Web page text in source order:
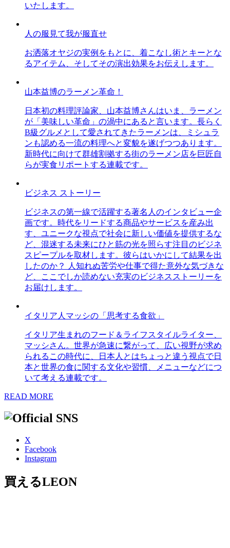
いたします。
人の服見て我が服直せ
お洒落オヤジの実例をもとに、着こなし術とキーとな
るアイテム、そしてその演出効果をお伝えします。
山本益博のラーメン革命！
日本初の料理評論家、山本益博さんはいま、ラーメン
が「美味しい革命」の渦中にあると言います。長らく
B級グルメとして愛されてきたラーメンは、ミシュラ
ンも認める一流の料理へと変貌を遂げつつあります。
新時代に向けて群雄割拠する街のラーメン店を巨匠自
らが実食リポートする連載です。
ビジネス ストーリー
ビジネスの第一線で活躍する著名人のインタビュー企
画です。時代をリードする商品やサービスを産み出
す、ユニークな視点で社会に新しい価値を提供するな
ど、混迷する未来にひと筋の光を照らす注目のビジネ
スピープルを取材します。彼らはいかにして結果を出
したのか？ 人知れぬ苦労や仕事で得た意外な気づきな
ど、ここでしか読めない充実のビジネスストーリーを
お届けします。
イタリア人マッシの「思考する食欲」
イタリア生まれのフード＆ライフスタイルライター、
マッシさん。世界が急速に繋がって、広い視野が求め
られるこの時代に、日本人とはちょっと違う視点で日
本と世界の食に関する文化や習慣、メニューなどにつ
いて考える連載です。
READ MORE
X
Facebook
Instagram
買えるLEON